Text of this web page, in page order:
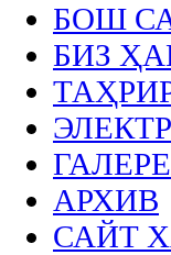
БОШ
БИЗ
АРХИВ
САЙТ